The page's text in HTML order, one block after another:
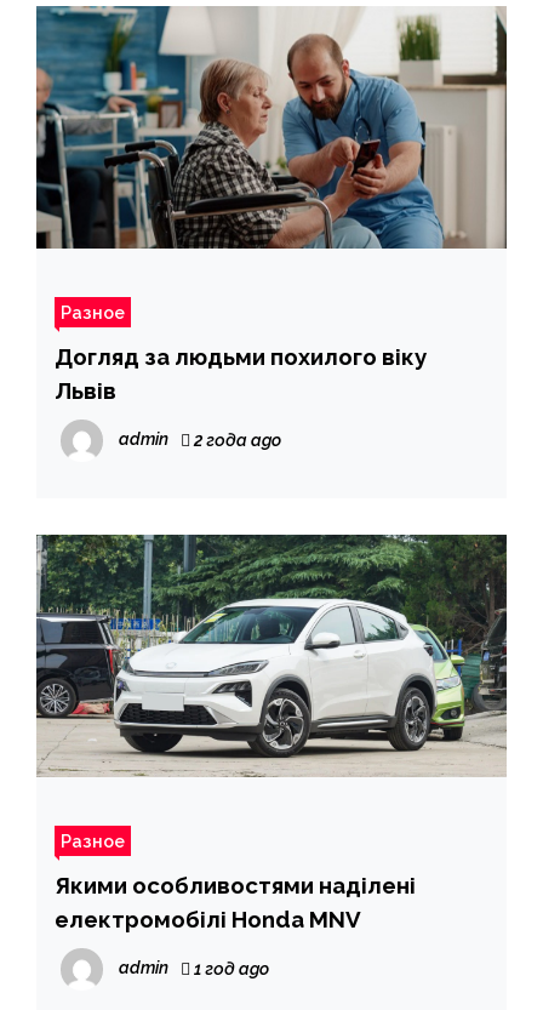
Разное
Догляд за людьми похилого віку
Львів
admin 2 года ago
Разное
Якими особливостями наділені
електромобілі Honda MNV
admin 1 год ago